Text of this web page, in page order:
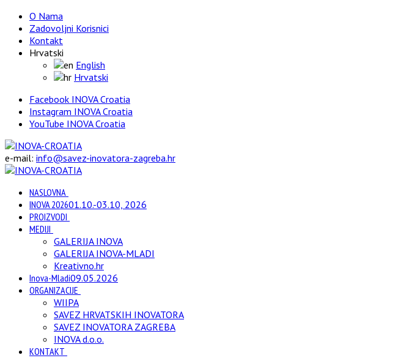
O Nama
Zadovoljni Korisnici
Kontakt
Hrvatski
English
Hrvatski
Facebook INOVA Croatia
Instagram INOVA Croatia
YouTube INOVA Croatia
e-mail: info@savez-inovatora-zagreba.hr
NASLOVNA
INOVA 202601.10.-03.10, 2026
PROIZVODI
MEDIJI
GALERIJA INOVA
GALERIJA INOVA-MLADI
Kreativno.hr
Inova-Mladi09.05.2026
ORGANIZACIJE
WIIPA
SAVEZ HRVATSKIH INOVATORA
SAVEZ INOVATORA ZAGREBA
INOVA d.o.o.
KONTAKT